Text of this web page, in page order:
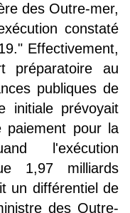
des Outre-mer,
constaté
Effectivement,
préparatoire au
publiques de
initiale prévoyait
paiement pour la
l'exécution
1,97 milliards
un différentiel de
des Outre-